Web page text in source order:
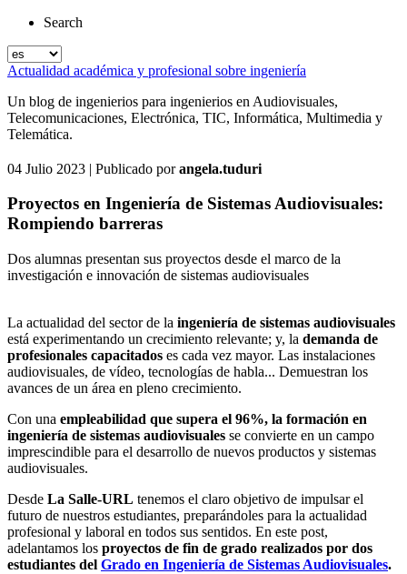
Search
Actualidad académica y profesional sobre ingeniería
Un blog de ingenierios para ingenierios en Audiovisuales,
Telecomunicaciones, Electrónica, TIC, Informática, Multimedia y
Telemática.
04 Julio 2023 | Publicado porangela.tuduri
Proyectos en Ingeniería de Sistemas Audiovisuales:
Rompiendo barreras
Dos alumnas presentan sus proyectos desde el marco de la
investigación e innovación de sistemas audiovisuales
La actualidad del sector de la ingeniería de sistemas audiovisuales
está experimentando un crecimiento relevante; y, la demanda de
profesionales capacitados es cada vez mayor. Las instalaciones
audiovisuales, de vídeo, tecnologías de habla... Demuestran los
avances de un área en pleno crecimiento.
Con una empleabilidad que supera el 96%, la formación en
ingeniería de sistemas audiovisuales se convierte en un campo
imprescindible para el desarrollo de nuevos productos y sistemas
audiovisuales.
Desde La Salle-URL tenemos el claro objetivo de impulsar el
futuro de nuestros estudiantes, preparándoles para la actualidad
profesional y laboral en todos sus sentidos. En este post,
adelantamos los proyectos de fin de grado realizados por dos
estudiantes del Grado en Ingeniería de Sistemas Audiovisuales.